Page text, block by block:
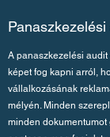
Panaszkezelési
A panaszkezelési
képet fog kapni arról,
vállalkozásának
mélyén. Minden
minden